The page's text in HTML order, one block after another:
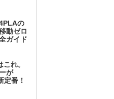
の
動ゼロ
ガイド
れ。
が
定番！